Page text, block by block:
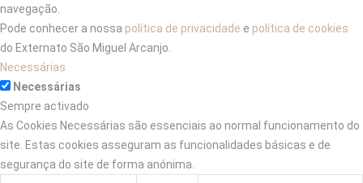
navegação.
Pode conhecer a nossa política de privacidade e política de cookies
do Externato São Miguel Arcanjo.
Necessárias
Necessárias
Sempre activado
As Cookies Necessárias são essenciais ao normal funcionamento do
site. Estas cookies asseguram as funcionalidades básicas e de
segurança do site de forma anónima.